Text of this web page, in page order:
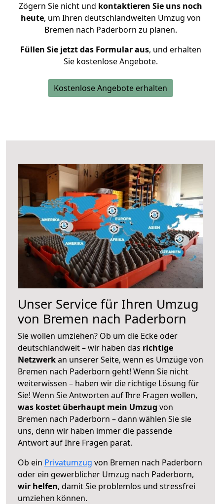
Zögern Sie nicht und kontaktieren Sie uns noch
heute, um Ihren deutschlandweiten Umzug von
Bremen nach Paderborn zu planen.
Füllen Sie jetzt das Formular aus, und erhalten
Sie kostenlose Angebote.
Kostenlose Angebote erhalten
Unser Service für Ihren Umzug
von Bremen nach Paderborn
Sie wollen umziehen? Ob um die Ecke oder
deutschlandweit – wir haben das richtige
Netzwerkan unserer Seite, wenn es Umzüge von
Bremen nach Paderborn geht! Wenn Sie nicht
weiterwissen – haben wir die richtige Lösung für
Sie! Wenn Sie Antworten auf Ihre Fragen wollen,
was kostet überhaupt mein Umzug von
Bremen nach Paderborn – dann wählen Sie sie
uns, denn wir haben immer die passende
Antwort auf Ihre Fragen parat.
Ob ein Privatumzug von Bremen nach Paderborn
oder ein gewerblicher Umzug nach Paderborn,
wir helfen, damit Sie problemlos und stressfrei
umziehen können.